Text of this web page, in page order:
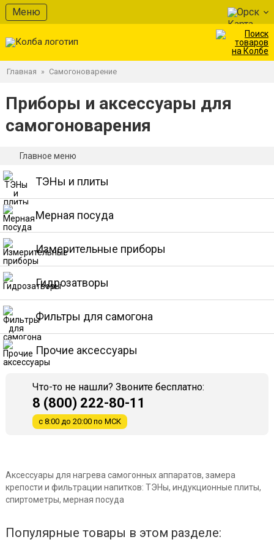
Меню Орск
Главная » Самогоноварение
Приборы и аксессуары для
самогоноварения
Главное меню
ТЭНы и плиты
Мерная посуда
Измерительные приборы
Гидрозатворы
Фильтры для самогона
Прочие аксессуары
Что-то не нашли? Звоните бесплатно:
8 (800) 222-80-11
с 8:00 до 20:00 по МСК
Аксессуары для нагрева самогонных аппаратов, замера
крепости и фильтрации напитков: ТЭНы, индукционные плиты,
спиртометры, мерная посуда
Популярные товары в этом разделе: